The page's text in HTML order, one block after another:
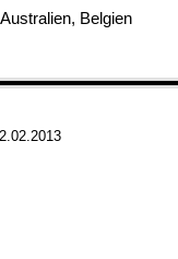
Belgien